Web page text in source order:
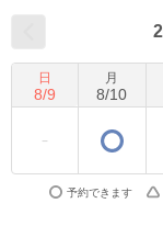
日
8/9
月
8/10
予約できます